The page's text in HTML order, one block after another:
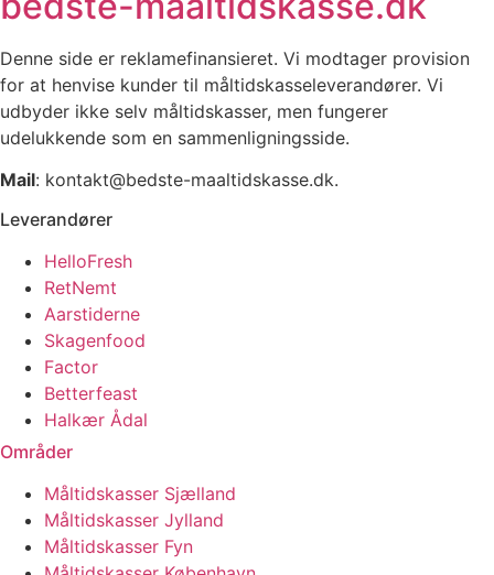
Denne side er reklamefinansieret. Vi modtager provision
for at henvise kunder til måltidskasseleverandører. Vi
udbyder ikke selv måltidskasser, men fungerer
udelukkende som en sammenligningsside.
Mail: kontakt@bedste-maaltidskasse.dk.
Leverandører
HelloFresh
RetNemt
Aarstiderne
Skagenfood
Factor
Betterfeast
Halkær Ådal
Områder
Måltidskasser Sjælland
Måltidskasser Jylland
Måltidskasser Fyn